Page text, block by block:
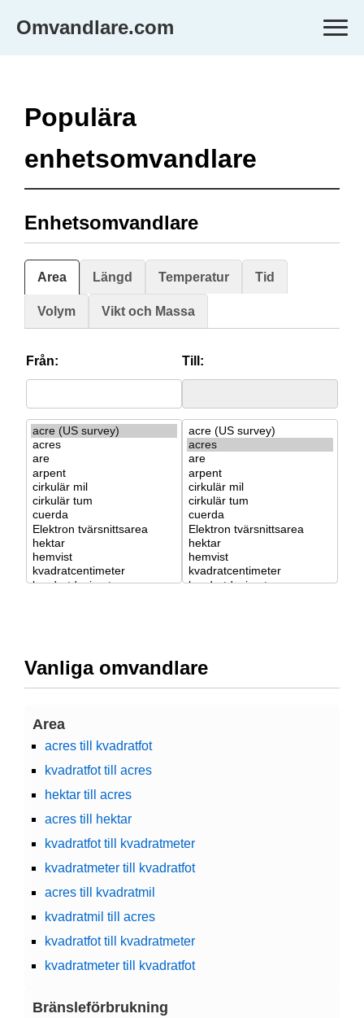
Omvandlare.com
Populära
enhetsomvandlare
Enhetsomvandlare
Area Längd Temperatur Tid
Volym Vikt och Massa
Från: Till:
Vanliga omvandlare
Area
acres till kvadratfot
kvadratfot till acres
hektar till acres
acres till hektar
kvadratfot till kvadratmeter
kvadratmeter till kvadratfot
acres till kvadratmil
kvadratmil till acres
kvadratfot till kvadratmeter
kvadratmeter till kvadratfot
Bränsleförbrukning